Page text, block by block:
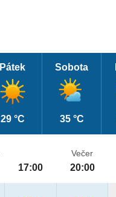
Pátek
29 °C
Sobota
35 °C
17:00
Večer
20:00